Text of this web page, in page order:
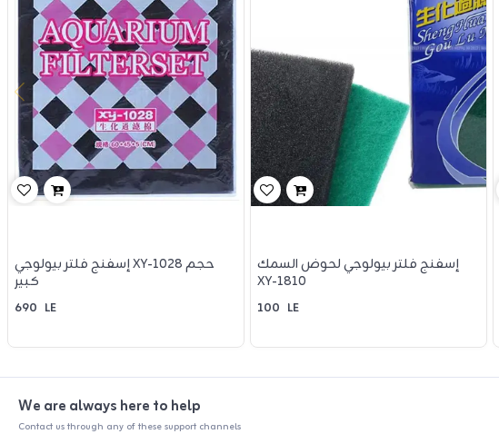
إسفنج فلتر بيولوجي XY-1028 حجم
كبير
690 LE
إسفنج فلتر بيولوجي لحوض السمك
XY-1810
100 LE
We are always here to help
Contact us through any of these support channels